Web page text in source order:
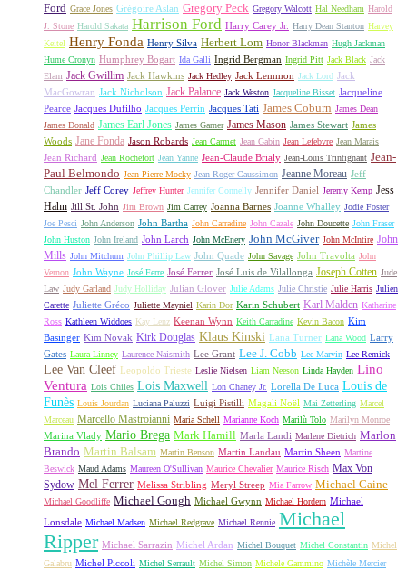
Ford Grace Jones Grégoire Aslan Gregory Peck Gregory Walcott Hal Needham Harold
J. Stone Harold Sakata Harrison Ford Harry Carey Jr. Harry Dean Stanton Harvey
Keitel Henry Fonda Henry Silva Herbert Lom Honor Blackman Hugh Jackman
Hume Cronyn Humphrey Bogart Ida Galli Ingrid Bergman Ingrid Pitt Jack Black Jack
Elam Jack Gwillim Jack Hawkins Jack Hedley Jack Lemmon Jack Lord Jack
MacGowran Jack Nicholson Jack Palance Jack Weston Jacqueline Bisset Jacqueline
Pearce Jacques Dufilho Jacques Perrin Jacques Tati James Coburn James Dean
James Donald James Earl Jones James Garner James Mason James Stewart James
Woods Jane Fonda Jason Robards Jean Carmet Jean Gabin Jean Lefebvre Jean Marais
Jean Richard Jean Rochefort Jean Yanne Jean-Claude Brialy Jean-Louis Trintignant Jean-
Paul Belmondo Jean-Pierre Mocky Jean-Roger Caussimon Jeanne Moreau Jeff
Chandler Jeff Corey Jeffrey Hunter Jennifer Connelly Jennifer Daniel Jeremy Kemp Jess
Hahn Jill St. John Jim Brown Jim Carrey Joanna Barnes Joanne Whalley Jodie Foster
Joe Pesci John Anderson John Bartha John Carradine John Cazale John Doucette John Fraser
John Huston John Ireland John Larch John McEnery John McGiver John McIntire John
Mills John Mitchum John Phillip Law John Quade John Savage John Travolta John
Vernon John Wayne José Ferre José Ferrer José Luis de Vilallonga Joseph Cotten Jude
Law Judy Garland Judy Holliday Julian Glover Julie Adams Julie Christie Julie Harris Julien
Carette Juliette Gréco Juliette Mayniel Karin Dor Karin Schubert Karl Malden Katharine
Ross Kathleen Widdoes Kay Lenz Keenan Wynn Keith Carradine Kevin Bacon Kim
Basinger Kim Novak Kirk Douglas Klaus Kinski Lana Turner Lana Wood Larry
Gates Laura Linney Laurence Naismith Lee Grant Lee J. Cobb Lee Marvin Lee Remick
Lee Van Cleef Leopoldo Trieste Leslie Nielsen Liam Neeson Linda Hayden Lino
Ventura Lois Chiles Lois Maxwell Lon Chaney Jr. Lorella De Luca Louis de
Funès Louis Jourdan Luciana Paluzzi Luigi Pistilli Magali Noël Mai Zetterling Marcel
Marceau Marcello Mastroianni Maria Schell Marianne Koch Marilù Tolo Marilyn Monroe
Marina Vlady Mario Brega Mark Hamill Marla Landi Marlene Dietrich Marlon
Brando Martin Balsam Martin Benson Martin Landau Martin Sheen Martine
Beswick Maud Adams Maureen O'Sullivan Maurice Chevalier Maurice Risch Max Von
Sydow Mel Ferrer Melissa Stribling Meryl Streep Mia Farrow Michael Caine
Michael Goodliffe Michael Gough Michael Gwynn Michael Hordern Michael
Lonsdale Michael Madsen Michael Redgrave Michael Rennie Michael
Ripper Michael Sarrazin Michel Ardan Michel Bouquet Michel Constantin Michel
Galabru Michel Piccoli Michel Serrault Michel Simon Michele Gammino Michèle Mercier